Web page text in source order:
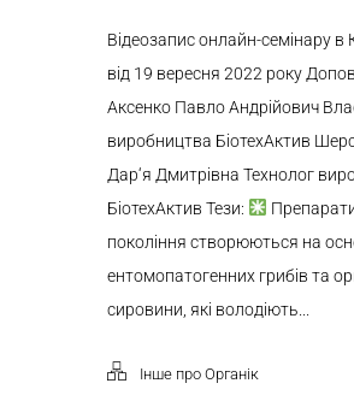
Відеозапис онлайн-семінару в
від 19 вересня 2022 року
Аксенко Павло Андрійович
виробництва БіотехАктив
Дар‘я Дмитрівна Технолог
БіотехАктив Тези:
покоління створюються на
ентомопатогенних грибів та
сировини, які володіють...
Інше про Органік